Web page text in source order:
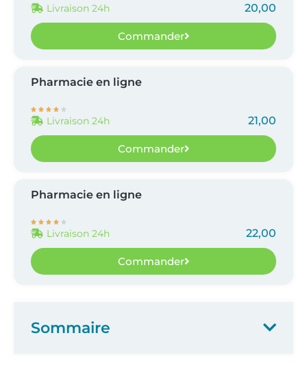
Livraison 24h 20,00
Commander
Pharmacie en ligne
    
Livraison 24h 21,00
Commander
Pharmacie en ligne
    
Livraison 24h 22,00
Commander
Sommaire